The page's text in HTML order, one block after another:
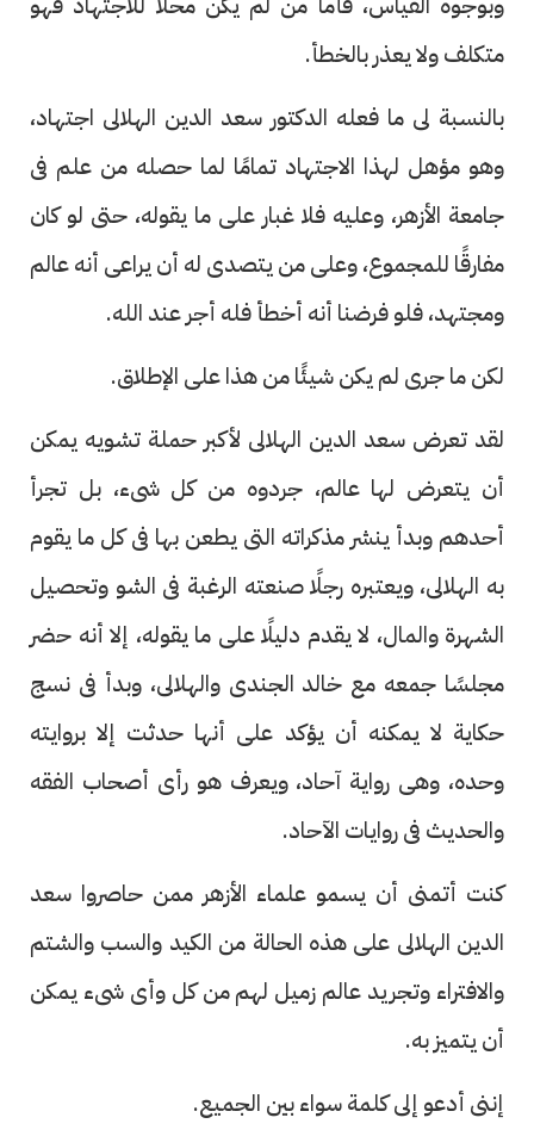
متكلف ولا يعذر بالخطأ.
بالنسبة لى ما فعله الدكتور سعد الدين الهلالى اجتهاد،
وهو مؤهل لهذا الاجتهاد تمامًا لما حصله من علم فى
جامعة الأزهر، وعليه فلا غبار على ما يقوله، حتى لو كان
مفارقًا للمجموع، وعلى من يتصدى له أن يراعى أنه عالم
ومجتهد، فلو فرضنا أنه أخطأ فله أجر عند الله.
لكن ما جرى لم يكن شيئًا من هذا على الإطلاق.
لقد تعرض سعد الدين الهلالى لأكبر حملة تشويه يمكن
أن يتعرض لها عالم، جردوه من كل شىء، بل تجرأ
أحدهم وبدأ ينشر مذكراته التى يطعن بها فى كل ما يقوم
به الهلالى، ويعتبره رجلًا صنعته الرغبة فى الشو وتحصيل
الشهرة والمال، لا يقدم دليلًا على ما يقوله، إلا أنه حضر
مجلسًا جمعه مع خالد الجندى والهلالى، وبدأ فى نسج
حكاية لا يمكنه أن يؤكد على أنها حدثت إلا بروايته
وحده، وهى رواية آحاد، ويعرف هو رأى أصحاب الفقه
والحديث فى روايات الآحاد.
كنت أتمنى أن يسمو علماء الأزهر ممن حاصروا سعد
الدين الهلالى على هذه الحالة من الكيد والسب والشتم
والافتراء وتجريد عالم زميل لهم من كل وأى شىء يمكن
أن يتميز به.
إننى أدعو إلى كلمة سواء بين الجميع.